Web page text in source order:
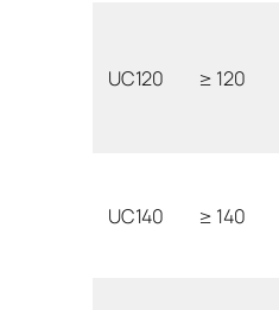
UC120 ≥ 120
UC140 ≥ 140